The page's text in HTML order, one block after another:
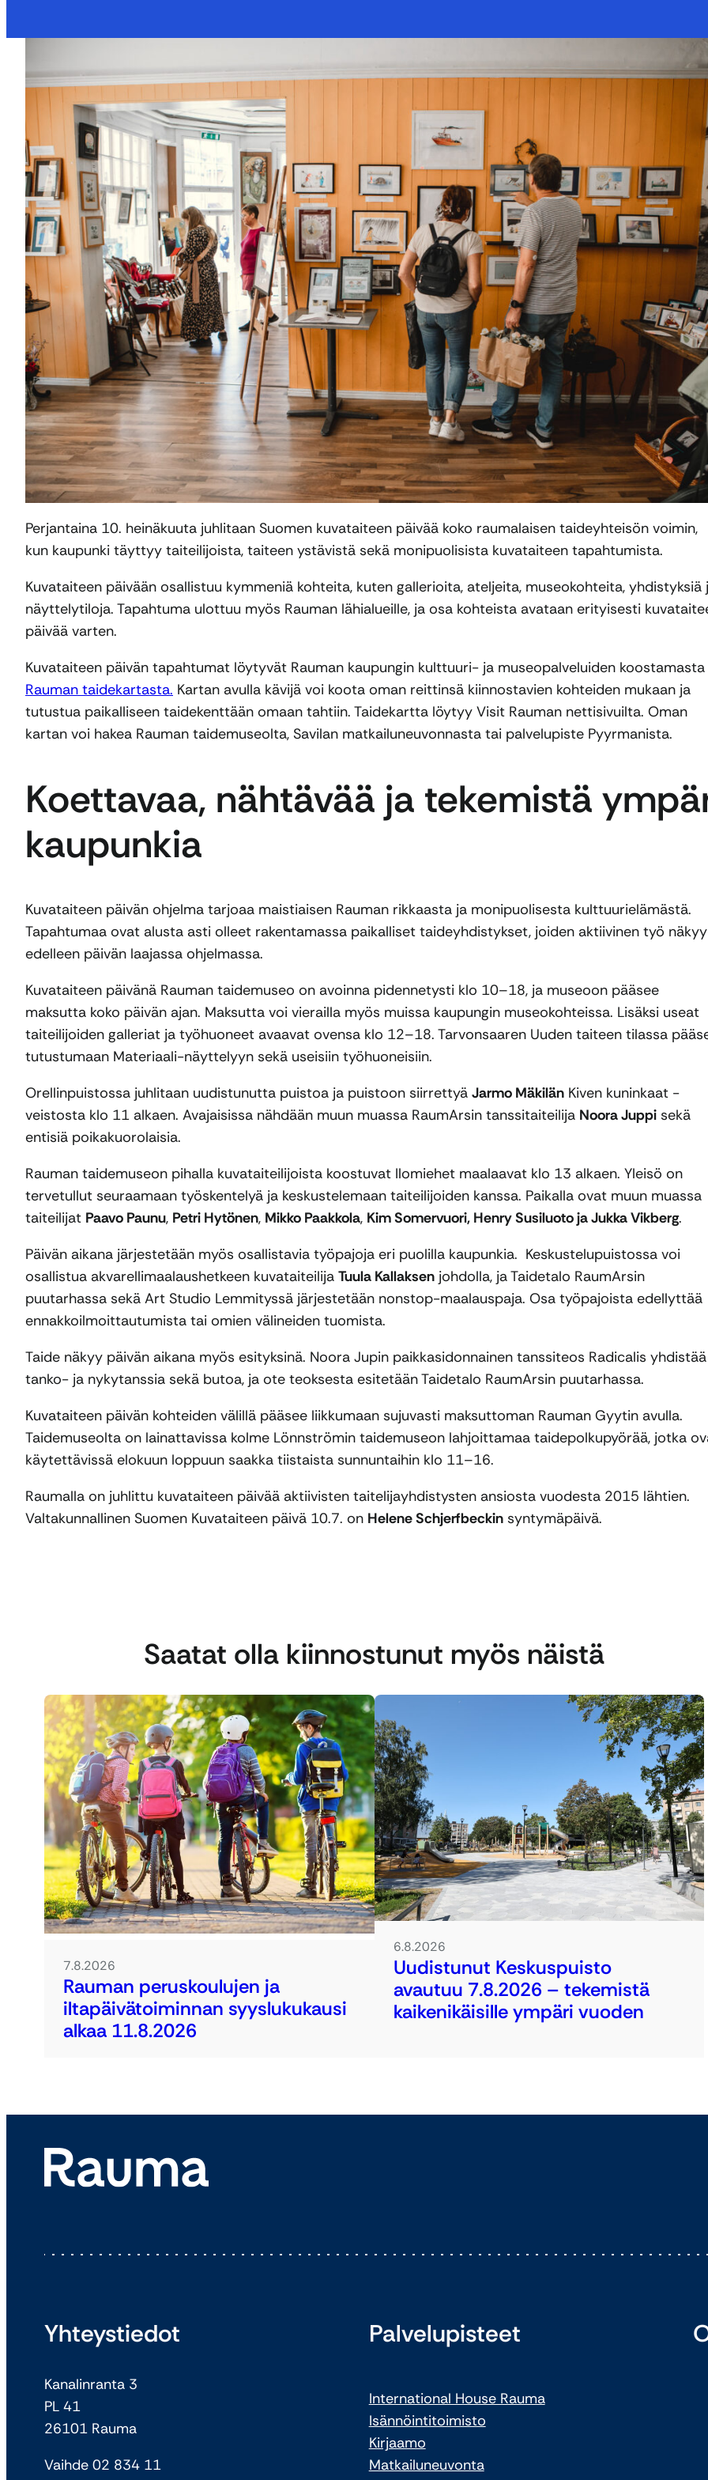
Perjantaina 10. heinäkuuta juhlitaan Suomen kuvataiteen päivää koko raumalaisen taideyhteisön voimin,
kun kaupunki täyttyy taiteilijoista, taiteen ystävistä sekä monipuolisista kuvataiteen tapahtumista.
Kuvataiteen päivään osallistuu kymmeniä kohteita, kuten gallerioita, ateljeita, museokohteita, yhdistyksiä
näyttelytiloja. Tapahtuma ulottuu myös Rauman lähialueille, ja osa kohteista avataan erityisesti
päivää varten.
Kuvataiteen päivän tapahtumat löytyvät Rauman kaupungin kulttuuri- ja museopalveluiden koostamasta
Rauman taidekartasta. Kartan avulla kävijä voi koota oman reittinsä kiinnostavien kohteiden mukaan ja
tutustua paikalliseen taidekenttään omaan tahtiin. Taidekartta löytyy Visit Rauman nettisivuilta. Oman
kartan voi hakea Rauman taidemuseolta, Savilan matkailuneuvonnasta tai palvelupiste Pyyrmanista.
Koettavaa, nähtävää ja tekemistä
kaupunkia
Kuvataiteen päivän ohjelma tarjoaa maistiaisen Rauman rikkaasta ja monipuolisesta kulttuurielämästä.
Tapahtumaa ovat alusta asti olleet rakentamassa paikalliset taideyhdistykset, joiden aktiivinen työ näkyy
edelleen päivän laajassa ohjelmassa.
Kuvataiteen päivänä Rauman taidemuseo on avoinna pidennetysti klo 10–18, ja museoon pääsee
maksutta koko päivän ajan. Maksutta voi vierailla myös muissa kaupungin museokohteissa. Lisäksi useat
taiteilijoiden galleriat ja työhuoneet avaavat ovensa klo 12–18. Tarvonsaaren Uuden taiteen tilassa
tutustumaan Materiaali-näyttelyyn sekä useisiin työhuoneisiin.
Orellinpuistossa juhlitaan uudistunutta puistoa ja puistoon siirrettyä Jarmo Mäkilän Kiven kuninkaat -
veistosta klo 11 alkaen. Avajaisissa nähdään muun muassa RaumArsin tanssitaiteilija Noora Juppi sekä
entisiä poikakuorolaisia.
Rauman taidemuseon pihalla kuvataiteilijoista koostuvat Ilomiehet maalaavat klo 13 alkaen. Yleisö on
tervetullut seuraamaan työskentelyä ja keskustelemaan taiteilijoiden kanssa. Paikalla ovat muun muassa
taiteilijat Paavo Paunu, Petri Hytönen, Mikko Paakkola, Kim Somervuori, Henry Susiluoto ja Jukka Vikberg.
Päivän aikana järjestetään myös osallistavia työpajoja eri puolilla kaupunkia. Keskustelupuistossa voi
osallistua akvarellimaalaushetkeen kuvataiteilija Tuula Kallaksen johdolla, ja Taidetalo RaumArsin
puutarhassa sekä Art Studio Lemmityssä järjestetään nonstop-maalauspaja. Osa työpajoista edellyttää
ennakkoilmoittautumista tai omien välineiden tuomista.
Taide näkyy päivän aikana myös esityksinä. Noora Jupin paikkasidonnainen tanssiteos Radicalis yhdistää
tanko- ja nykytanssia sekä butoa, ja ote teoksesta esitetään Taidetalo RaumArsin puutarhassa.
Kuvataiteen päivän kohteiden välillä pääsee liikkumaan sujuvasti maksuttoman Rauman Gyytin avulla.
Taidemuseolta on lainattavissa kolme Lönnströmin taidemuseon lahjoittamaa taidepolkupyörää, jotka
käytettävissä elokuun loppuun saakka tiistaista sunnuntaihin klo 11–16.
Raumalla on juhlittu kuvataiteen päivää aktiivisten taitelijayhdistysten ansiosta vuodesta 2015 lähtien.
Valtakunnallinen Suomen Kuvataiteen päivä 10.7. on Helene Schjerfbeckin syntymäpäivä.
Saatat olla kiinnostunut myös näistä
7.8.2026
Rauman peruskoulujen ja
iltapäivätoiminnan syyslukukausi
alkaa 11.8.2026
6.8.2026
Uudistunut Keskuspuisto
avautuu 7.8.2026 – tekemistä
kaikenikäisille ympäri vuoden
Yhteystiedot
Kanalinranta 3
PL 41
26101 Rauma
Vaihde 02 834 11
Palvelupisteet
International House Rauma
Isännöintitoimisto
Kirjaamo
Matkailuneuvonta